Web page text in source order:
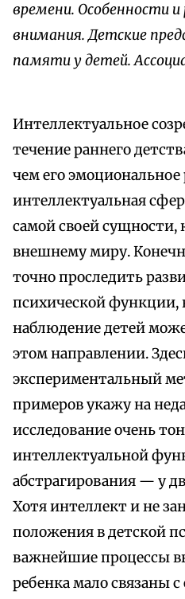
времени. Особенности
внимания. Детские
памяти у детей.
Интеллектуальное
течение раннего
чем его эмоциональное
интеллектуальная
самой своей сущности,
внешнему миру.
точно проследить
психической функции,
наблюдение детей
этом направлении.
экспериментальный
примеров укажу на
исследование очень
интеллектуальной
абстрагирования — у
Хотя интеллект и не
положения в детской
важнейшие процессы
ребенка мало связаны